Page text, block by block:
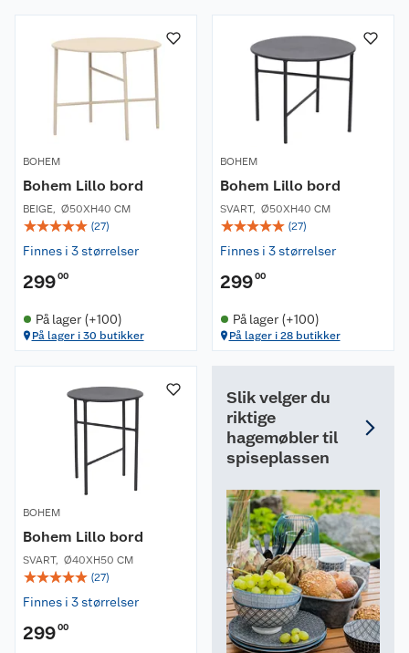
BOHEM
Bohem Lillo bord
BEIGE, Ø50XH40 CM
☆☆☆☆☆ (27)
Finnes i 3 størrelser
29900
På lager (+100)
På lager i 30 butikker
BOHEM
Bohem Lillo bord
SVART, Ø50XH40 CM
☆☆☆☆☆ (27)
Finnes i 3 størrelser
29900
På lager (+100)
På lager i 28 butikker
BOHEM
Bohem Lillo bord
SVART, Ø40XH50 CM
☆☆☆☆☆ (27)
Finnes i 3 størrelser
29900
Slik velger du
riktige
hagemøbler til
spiseplassen